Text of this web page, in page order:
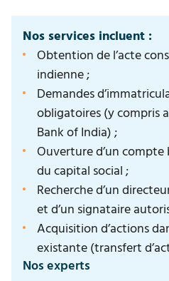
Nos services incluent :
Obtention de l’acte
indienne ;
Demandes
obligatoires (y compris
Bank of India) ;
Ouverture d’un
du capital social ;
Recherche d’un
et d’un signataire
Acquisition d’actions
existante (transfert
Nos experts